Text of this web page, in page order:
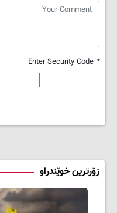
*
زۆرترین خوێندراو